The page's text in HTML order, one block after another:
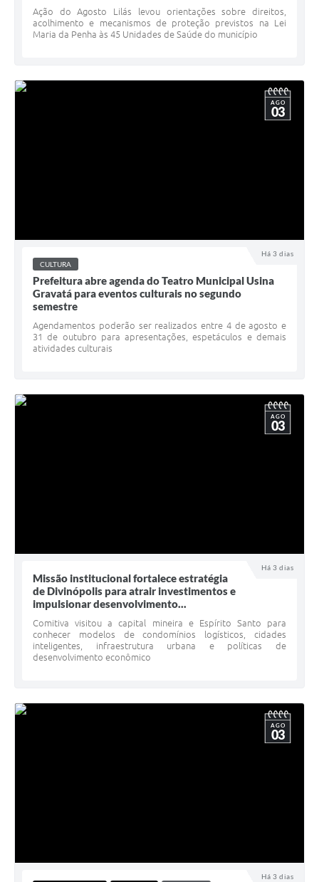
Ação do Agosto Lilás levou orientações sobre direitos,
acolhimento e mecanismos de proteção previstos na Lei
Maria da Penha às 45 Unidades de Saúde do município
Há 3 dias
AGO
03
CULTURA
Prefeitura abre agenda do Teatro Municipal Usina
Gravatá para eventos culturais no segundo
semestre
Agendamentos poderão ser realizados entre 4 de agosto e
31 de outubro para apresentações, espetáculos e demais
atividades culturais
Há 3 dias
AGO
03
Missão institucional fortalece estratégia
de Divinópolis para atrair investimentos e
impulsionar desenvolvimento...
Comitiva visitou a capital mineira e Espírito Santo para
conhecer modelos de condomínios logísticos, cidades
inteligentes, infraestrutura urbana e políticas de
desenvolvimento econômico
Há 3 dias
AGO
03